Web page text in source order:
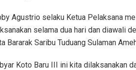
Agustrio selaku Ketua Pelaksana
selama dua hari dan diawali
Bararak Saribu Tuduang Sulaman
Koto Baru III ini kita dilaksanakan